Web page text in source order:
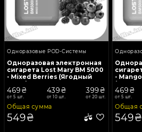
Одноразовые POD-Системы
Одноразовая электронная
сигарета Lost Mary BM 5000
- Mixed Berries (Ягодный
Микс)
469₴
от 5 шт.
439₴
от 10 шт.
399₴
от 20 шт.
Общая сумма
549₴
-
469₴
от 5 шт.
Общая
549₴